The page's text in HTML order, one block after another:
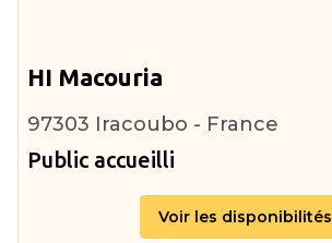
HI Macouria
97303 Iracoubo - France
Public accueilli
Voir les disponibilités